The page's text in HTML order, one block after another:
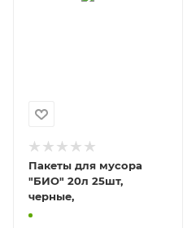
Пакеты для мусора
"БИО" 20л 25шт,
черные,